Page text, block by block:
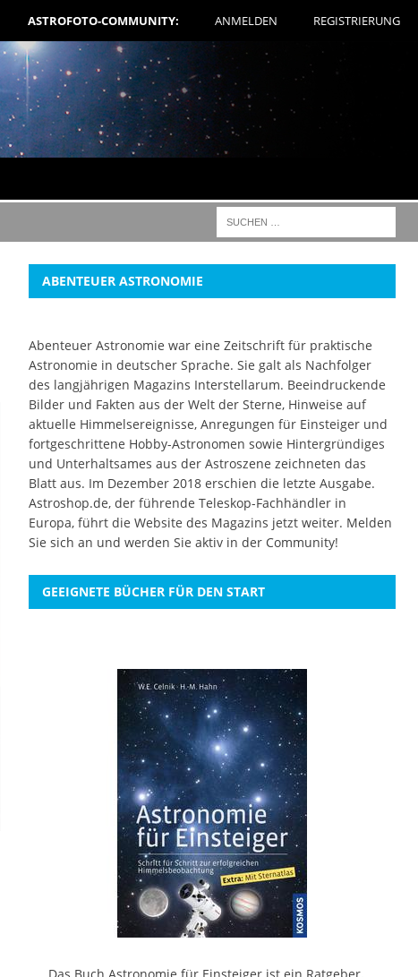
ASTROFOTO-COMMUNITY: ANMELDEN REGISTRIERUNG
ABENTEUER ASTRONOMIE
Abenteuer Astronomie war eine Zeitschrift für praktische
Astronomie in deutscher Sprache. Sie galt als Nachfolger
des langjährigen Magazins Interstellarum. Beeindruckende
Bilder und Fakten aus der Welt der Sterne, Hinweise auf
aktuelle Himmelsereignisse, Anregungen für Einsteiger und
fortgeschrittene Hobby-Astronomen sowie Hintergründiges
und Unterhaltsames aus der Astroszene zeichneten das
Blatt aus. Im Dezember 2018 erschien die letzte Ausgabe.
Astroshop.de, der führende Teleskop-Fachhändler in
Europa, führt die Website des Magazins jetzt weiter. Melden
Sie sich an und werden Sie aktiv in der Community!
GEEIGNETE BÜCHER FÜR DEN START